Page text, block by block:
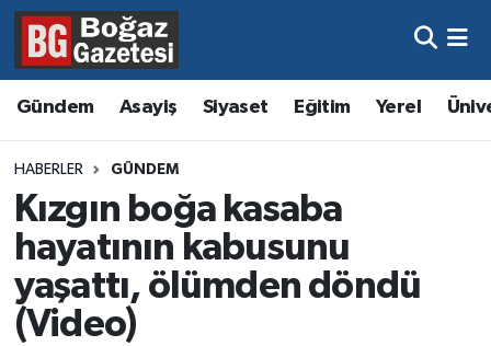
Gündem Asayiş Siyaset Eğitim Yerel
HABERLER GÜNDEM
Kızgın boğa kasaba
hayatının kabusunu
yaşattı, ölümden döndü
(Video)
Asayiş
Eğitim
Ekonomi
Gündem
Kültür ve Sanat
Hava Durumu
Trafik Durumu
Süper Lig Puan Durumu ve Fikstür
Tüm Manşetler
Son Dakika Haberleri